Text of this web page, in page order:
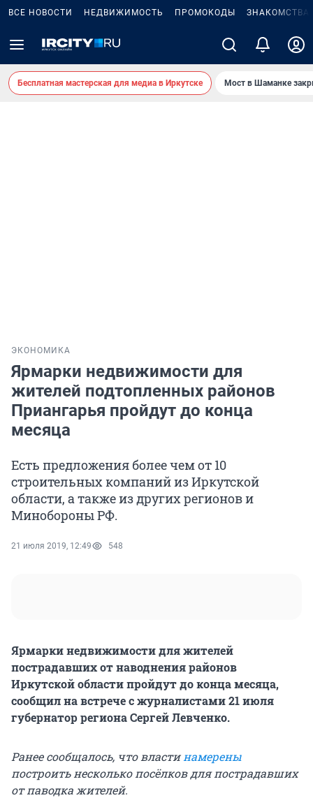
ВСЕ НОВОСТИ НЕДВИЖИМОСТЬ ПРОМОКОДЫ ЗНАКОМСТВА
Бесплатная мастерская для медиа в Иркутске Мост в Шаманке
ЭКОНОМИКА
Ярмарки недвижимости для
жителей подтопленных районов
Приангарья пройдут до конца
месяца
Есть предложения более чем от 10
строительных компаний из Иркутской
области, а также из других регионов и
Минобороны РФ.
21 июля 2019, 12:49 548
Ярмарки недвижимости для жителей
пострадавших от наводнения районов
Иркутской области пройдут до конца месяца,
сообщил на встрече с журналистами 21 июля
губернатор региона Сергей Левченко.
Ранее сообщалось, что власти намерены
построить несколько посёлков для пострадавших
от паводка жителей.